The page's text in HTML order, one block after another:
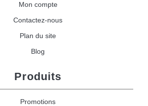
Mon compte
Contactez-nous
Plan du site
Blog
Produits
Promotions